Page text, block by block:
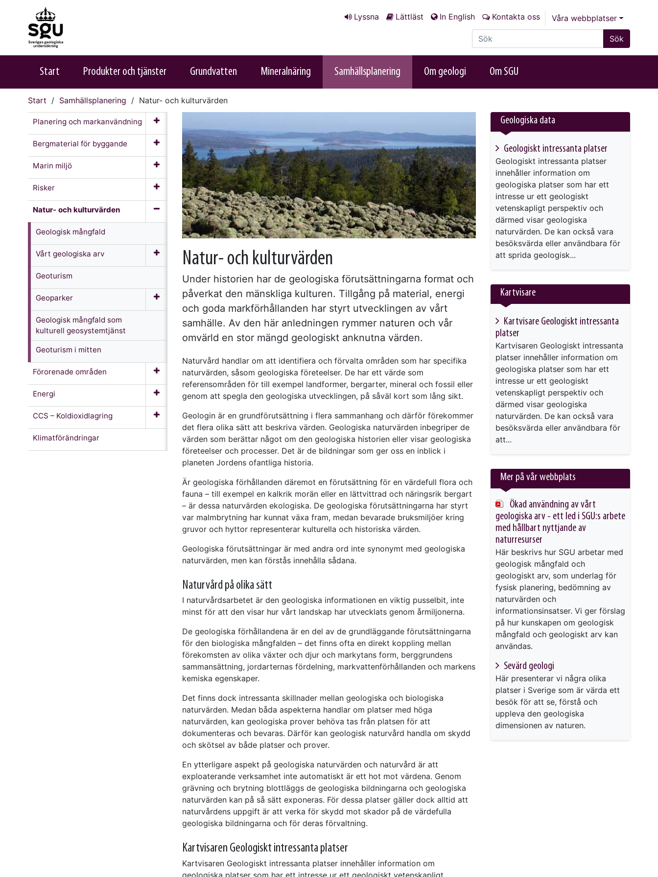
Lyssna Lättläst In English Kontakta oss
Våra webbplatser
Sök på sajten
Sök
Start Produkter och tjänster Grundvatten Mineralnäring Samhällsplanering Om geologi Om SGU
Start Samhällsplanering Natur- och kulturvärden
Planering och markanvändning
Bergmaterial för byggande
Marin miljö
Risker
Natur- och kulturvärden
Geologisk mångfald
Vårt geologiska arv
Geoturism
Geoparker
Geologisk mångfald som
kulturell geosystemtjänst
Geoturism i mitten
Förorenade områden
Energi
CCS – Koldioxidlagring
Klimatförändringar
Natur- och kulturvärden
Under historien har de geologiska förutsättningarna format och
påverkat den mänskliga kulturen. Tillgång på material, energi
och goda markförhållanden har styrt utvecklingen av vårt
samhälle. Av den här anledningen rymmer naturen och vår
omvärld en stor mängd geologiskt anknutna värden.
Naturvård handlar om att identifiera och förvalta områden som har specifika
naturvärden, såsom geologiska företeelser. De har ett värde som
referensområden för till exempel landformer, bergarter, mineral och fossil eller
genom att spegla den geologiska utvecklingen, på såväl kort som lång sikt.
Geologin är en grundförutsättning i flera sammanhang och därför förekommer
det flera olika sätt att beskriva värden. Geologiska naturvärden inbegriper de
värden som berättar något om den geologiska historien eller visar geologiska
företeelser och processer. Det är de bildningar som ger oss en inblick i
planeten Jordens ofantliga historia.
Är geologiska förhållanden däremot en förutsättning för en värdefull flora och
fauna – till exempel en kalkrik morän eller en lättvittrad och näringsrik bergart
– är dessa naturvärden ekologiska. De geologiska förutsättningarna har styrt
var malmbrytning har kunnat växa fram, medan bevarade bruksmiljöer kring
gruvor och hyttor representerar kulturella och historiska värden.
Geologiska förutsättningar är med andra ord inte synonymt med geologiska
naturvärden, men kan förstås innehålla sådana.
Naturvård på olika sätt
I naturvårdsarbetet är den geologiska informationen en viktig pusselbit, inte
minst för att den visar hur vårt landskap har utvecklats genom årmiljonerna.
De geologiska förhållandena är en del av de grundläggande förutsättningarna
för den biologiska mångfalden – det finns ofta en direkt koppling mellan
förekomsten av olika växter och djur och markytans form, berggrundens
sammansättning, jordarternas fördelning, markvattenförhållanden och markens
kemiska egenskaper.
Det finns dock intressanta skillnader mellan geologiska och biologiska
naturvärden. Medan båda aspekterna handlar om platser med höga
naturvärden, kan geologiska prover behöva tas från platsen för att
dokumenteras och bevaras. Därför kan geologisk naturvård handla om skydd
och skötsel av både platser och prover.
En ytterligare aspekt på geologiska naturvärden och naturvård är att
exploaterande verksamhet inte automatiskt är ett hot mot värdena. Genom
grävning och brytning blottläggs de geologiska bildningarna och geologiska
naturvärden kan på så sätt exponeras. För dessa platser gäller dock alltid att
naturvårdens uppgift är att verka för skydd mot skador på de värdefulla
geologiska bildningarna och för deras förvaltning.
Kartvisaren Geologiskt intressanta platser
Kartvisaren Geologiskt intressanta platser innehåller information om
geologiska platser som har ett intresse ur ett geologiskt vetenskapligt
Geologiska data
Geologiskt intressanta platser
Geologiskt intressanta platser
innehåller information om
geologiska platser som har ett
intresse ur ett geologiskt
vetenskapligt perspektiv och
därmed visar geologiska
naturvärden. De kan också vara
besöksvärda eller användbara för
att sprida geologisk...
Kartvisare
Kartvisare Geologiskt intressanta
platser
Kartvisaren Geologiskt intressanta
platser innehåller information om
geologiska platser som har ett
intresse ur ett geologiskt
vetenskapligt perspektiv och
därmed visar geologiska
naturvärden. De kan också vara
besöksvärda eller användbara för
att...
Mer på vår webbplats
Ökad användning av vårt
geologiska arv - ett led i SGU:s arbete
med hållbart nyttjande av
naturresurser
Här beskrivs hur SGU arbetar med
geologisk mångfald och
geologiskt arv, som underlag för
fysisk planering, bedömning av
naturvärden och
informationsinsatser. Vi ger förslag
på hur kunskapen om geologisk
mångfald och geologiskt arv kan
användas.
Sevärd geologi
Här presenterar vi några olika
platser i Sverige som är värda ett
besök för att se, förstå och
uppleva den geologiska
dimensionen av naturen.